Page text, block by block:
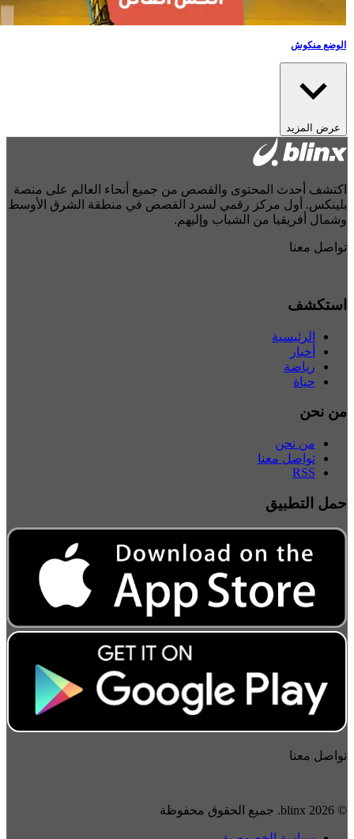
الوضع منكوش
عرض المزيد
اكتشف أحدث المحتوى والقصص من جميع أنحاء العالم على منصة
بلينكس. أول مركز رقمي لسرد القصص في منطقة الشرق الأوسط
وشمال أفريقيا من الشباب وإليهم.
تواصل معنا
استكشف
الرئيسية
أخبار
رياضة
حياة
من نحن
من نحن
تواصل معنا
RSS
حمل التطبيق
تواصل معنا
© 2026 blinx. جميع الحقوق محفوظة